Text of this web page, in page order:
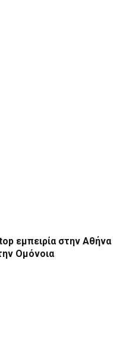
εμπειρία στην Αθήνα
Ομόνοια